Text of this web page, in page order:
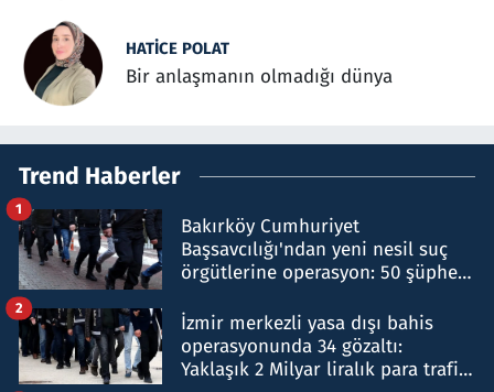
HATICE POLAT
Bir anlaşmanın olmadığı dünya
Trend Haberler
Bakırköy Cumhuriyet
Başsavcılığı'ndan yeni nesil suç
örgütlerine operasyon: 50 şüpheli
1
İzmir merkezli yasa dışı bahis
operasyonunda 34 gözaltı:
Yaklaşık 2 Milyar liralık para trafiği
2